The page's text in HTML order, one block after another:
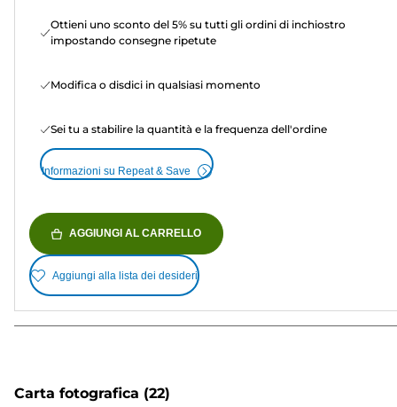
Ottieni uno sconto del 5% su tutti gli ordini di inchiostro
impostando consegne ripetute
Modifica o disdici in qualsiasi momento
Sei tu a stabilire la quantità e la frequenza dell'ordine
Informazioni su Repeat & Save
AGGIUNGI AL CARRELLO
Aggiungi alla lista dei desideri
Carta fotografica (22)